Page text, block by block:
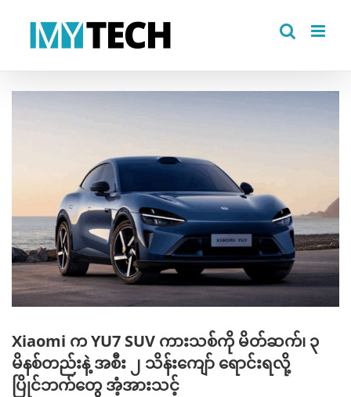
Xiaomi က YU7 SUV ကားသစ်ကို မိတ်ဆက်၊ ၃
မိနစ်တည်းနဲ့ အစီး ၂ သိန်းကျော် ရောင်းရလို့
ပြိုင်ဘက်တွေ အံ့အားသင့်